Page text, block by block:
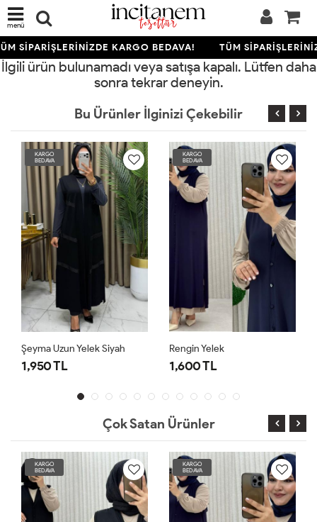
menü
SİPARİŞLERİNİZDE KARGO BEDAVA! TÜM
İlgili ürün bulunamadı veya satışa kapalı. Lütfen daha
sonra tekrar deneyin.
Bu Ürünler İlginizi Çekebilir
KARGO
BEDAVA
Şeyma Uzun Yelek Siyah
1,950 TL
KARGO
BEDAVA
Rengin Yelek
1,600 TL
Çok Satan Ürünler
KARGO
BEDAVA
KARGO
BEDAVA